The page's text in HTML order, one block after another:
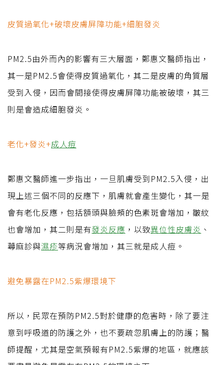
皮質過氧化+破壞皮膚屏障功能+細胞發炎
PM2.5由外而內的影響有三大層面，鄭惠文醫師指出，
其一是PM2.5會使得皮質過氧化，其二是皮膚的角質層
受到入侵，因而會間接使得皮膚屏障功能被破壞，其三
則是會造成細胞發炎。
老化+發炎+成人痘
鄭惠文醫師進一步指出，一旦肌膚受到PM2.5入侵，出
現上述三個不同的反應下，肌膚就會產生變化，其一是
會有老化反應，包括額頭與臉頰的色素斑會增加，皺紋
也會增加，其二則是有發炎反應 ，以致異位性皮膚炎 、
蕁麻診與濕疹等病況會增加，其三就是成人痘。
避免暴露在PM2.5紫爆環境下
所以，民眾在預防PM2.5對於健康的危害時，除了要注
意到呼吸道的防護之外，也不要疏忽肌膚上的防護；醫
師提醒，尤其是空氣預報有PM2.5紫爆的地區，就應該